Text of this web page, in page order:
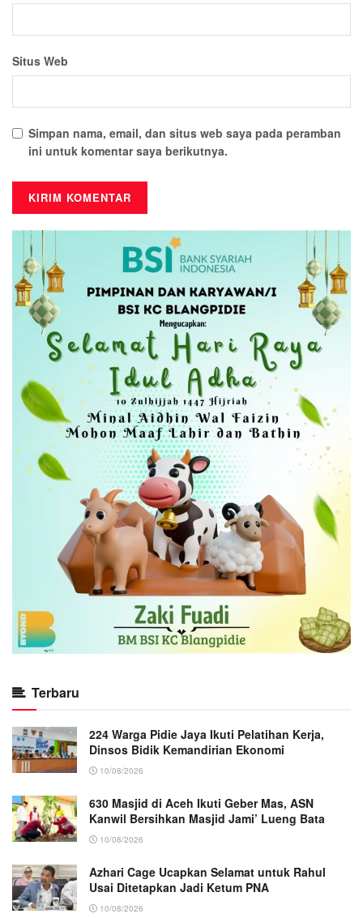
Situs Web
Simpan nama, email, dan situs web saya pada peramban
ini untuk komentar saya berikutnya.
Terbaru
224 Warga Pidie Jaya Ikuti Pelatihan Kerja,
Dinsos Bidik Kemandirian Ekonomi
10/08/2026
630 Masjid di Aceh Ikuti Geber Mas, ASN
Kanwil Bersihkan Masjid Jami’ Lueng Bata
10/08/2026
Azhari Cage Ucapkan Selamat untuk Rahul
Usai Ditetapkan Jadi Ketum PNA
10/08/2026